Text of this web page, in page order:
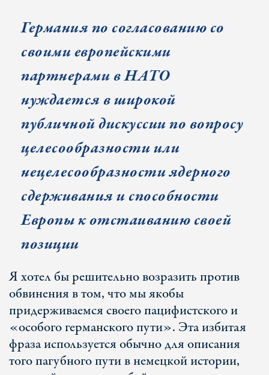
Германия по согласованию со
своими европейскими
партнерами в НАТО
нуждается в широкой
публичной дискуссии по вопросу
целесообразности или
нецелесообразности ядерного
сдерживания и способности
Европы к отстаиванию своей
позиции
Я хотел бы решительно возразить против
обвинения в том, что мы якобы
придерживаемся своего пацифистского и
«особого германского пути». Эта избитая
фраза используется обычно для описания
того пагубного пути в немецкой истории,